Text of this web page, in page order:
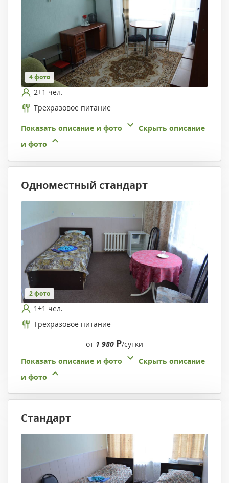
4 фото
2+1 чел.
Трехразовое питание
Показать описание и фото
Скрыть описание
и фото
Одноместный стандарт
2 фото
1+1 чел.
Трехразовое питание
от 1 980 Р/сутки
Показать описание и фото
Скрыть описание
и фото
Стандарт